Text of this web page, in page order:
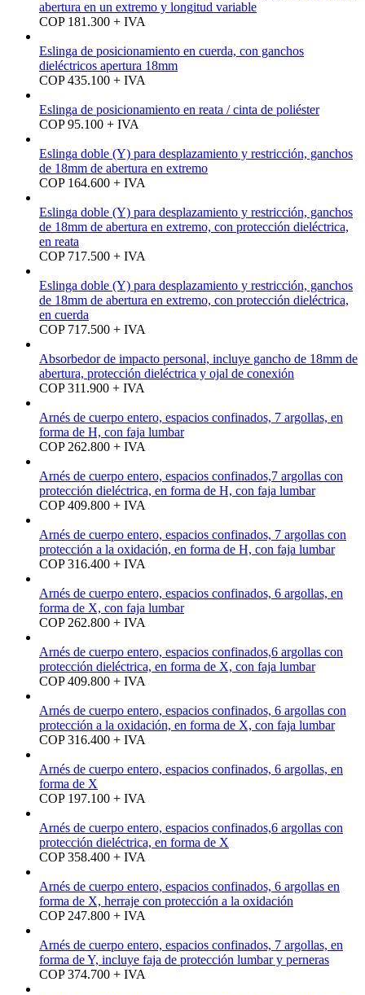
abertura en un extremo y longitud variable
COP 181.300 + IVA
Eslinga de posicionamiento en cuerda, con ganchos
dieléctricos apertura 18mm
COP 435.100 + IVA
Eslinga de posicionamiento en reata / cinta de poliéster
COP 95.100 + IVA
Eslinga doble (Y) para desplazamiento y restricción, ganchos
de 18mm de abertura en extremo
COP 164.600 + IVA
Eslinga doble (Y) para desplazamiento y restricción, ganchos
de 18mm de abertura en extremo, con protección dieléctrica,
en reata
COP 717.500 + IVA
Eslinga doble (Y) para desplazamiento y restricción, ganchos
de 18mm de abertura en extremo, con protección dieléctrica,
en cuerda
COP 717.500 + IVA
Absorbedor de impacto personal, incluye gancho de 18mm de
abertura, protección dieléctrica y ojal de conexión
COP 311.900 + IVA
Arnés de cuerpo entero, espacios confinados, 7 argollas, en
forma de H, con faja lumbar
COP 262.800 + IVA
Arnés de cuerpo entero, espacios confinados,7 argollas con
protección dieléctrica, en forma de H, con faja lumbar
COP 409.800 + IVA
Arnés de cuerpo entero, espacios confinados, 7 argollas con
protección a la oxidación, en forma de H, con faja lumbar
COP 316.400 + IVA
Arnés de cuerpo entero, espacios confinados, 6 argollas, en
forma de X, con faja lumbar
COP 262.800 + IVA
Arnés de cuerpo entero, espacios confinados,6 argollas con
protección dieléctrica, en forma de X, con faja lumbar
COP 409.800 + IVA
Arnés de cuerpo entero, espacios confinados, 6 argollas con
protección a la oxidación, en forma de X, con faja lumbar
COP 316.400 + IVA
Arnés de cuerpo entero, espacios confinados, 6 argollas, en
forma de X
COP 197.100 + IVA
Arnés de cuerpo entero, espacios confinados,6 argollas con
protección dieléctrica, en forma de X
COP 358.400 + IVA
Arnés de cuerpo entero, espacios confinados, 6 argollas en
forma de X, herraje con protección a la oxidación
COP 247.800 + IVA
Arnés de cuerpo entero, espacios confinados, 7 argollas, en
forma de Y, incluye faja de protección lumbar y perneras
COP 374.700 + IVA